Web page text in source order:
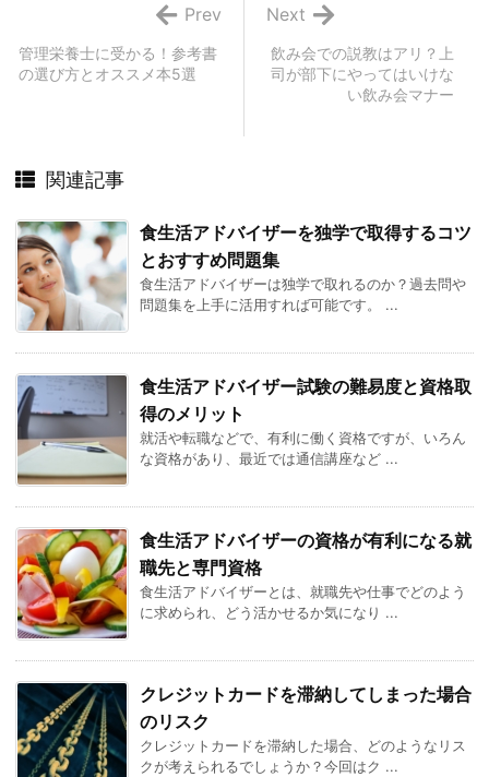
飲み会での説教はアリ？上
司が部下にやってはいけな
い飲み会マナー
Next
管理栄養士に受かる！参考書
の選び方とオススメ本5選
Prev
関連記事
食生活アドバイザーを独学で取得するコツ
とおすすめ問題集
食生活アドバイザーは独学で取れるのか？過去問や
問題集を上手に活用すれば可能です。 ...
食生活アドバイザー試験の難易度と資格取
得のメリット
就活や転職などで、有利に働く資格ですが、いろん
な資格があり、最近では通信講座など ...
食生活アドバイザーの資格が有利になる就
職先と専門資格
食生活アドバイザーとは、就職先や仕事でどのよう
に求められ、どう活かせるか気になり ...
クレジットカードを滞納してしまった場合
のリスク
クレジットカードを滞納した場合、どのようなリス
クが考えられるでしょうか？今回はク ...